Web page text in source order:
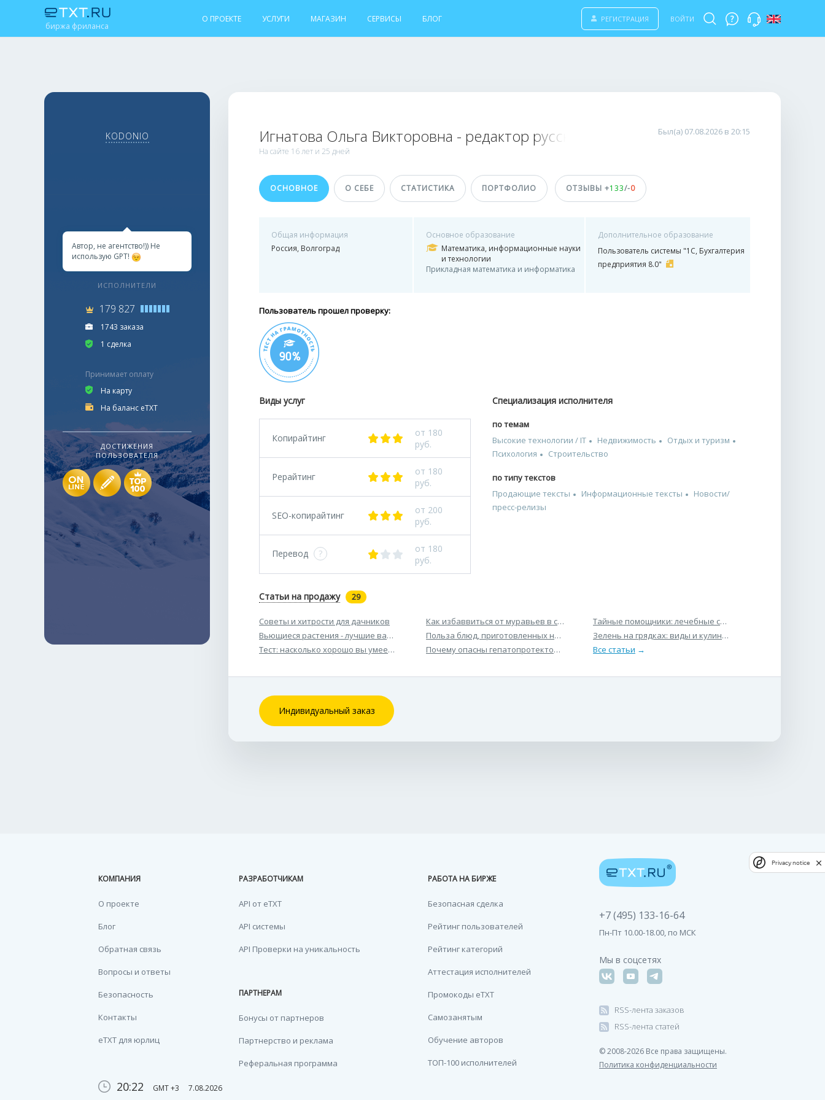
биржа фриланса
О ПРОЕКТЕ УСЛУГИ МАГАЗИН СЕРВИСЫ БЛОГ РЕГИСТРАЦИЯ ВОЙТИ
KODONIO
Автор, не агентство!)) Не
использую GPT!
ИСПОЛНИТЕЛИ
179 827
1743 заказа
1 сделка
Принимает оплату
На карту
На баланс eTXT
ДОСТИЖЕНИЯ
ПОЛЬЗОВАТЕЛЯ
Игнатова Ольга Викторовна - редактор русскоязычной версии туристического
На сайте 16 лет и 25 дней
Был(а) 07.08.2026 в 20:15
ОСНОВНОЕ О СЕБЕ СТАТИСТИКА ПОРТФОЛИО ОТЗЫВЫ +133/-0
Общая информация
Россия, Волгоград
Основное образование
Математика, информационные науки
и технологии
Прикладная математика и информатика
Дополнительное образование
Пользователь системы "1С, Бухгалтерия
предприятия 8.0"
Пользователь прошел проверку:
Виды услуг
Копирайтинг
от 180
руб.
Рерайтинг
от 180
руб.
SEO-копирайтинг
от 200
руб.
Перевод ?
от 180
руб.
Специализация исполнителя
по темам
Высокие технологии / IT
Недвижимость
Отдых и туризм
Психология
Строительство
по типу текстов
Продающие тексты
Информационные тексты
Новости/
пресс-релизы
Статьи на продажу 29
Советы и хитрости для дачников
Вьющиеся растения - лучшие варианты для украшения дачи и сада
Тест: насколько хорошо вы умеете выстраивать взаимоотношения с окружающими?
Как избаввиться от муравьев в саду
Польза блюд, приготовленных на пару
Почему опасны гепатопротекторы
Тайные помощники: лечебные свойства минералов
Зелень на грядках: виды и кулинарные особенности
Все статьи →
Индивидуальный заказ
КОМПАНИЯ
О проекте
Блог
Обратная связь
Вопросы и ответы
Безопасность
Контакты
eTXT для юрлиц
РАЗРАБОТЧИКАМ
API от eTXT
API системы
API Проверки на уникальность
ПАРТНЕРАМ
Бонусы от партнеров
Партнерство и реклама
Реферальная программа
РАБОТА НА БИРЖЕ
Безопасная сделка
Рейтинг пользователей
Рейтинг категорий
Аттестация исполнителей
Промокоды eTXT
Самозанятым
Обучение авторов
ТОП-100 исполнителей
+7 (495) 133-16-64
Пн-Пт 10.00-18.00, по МСК
Мы в соцсетях
RSS-лента заказов
RSS-лента статей
© 2008-2026 Все права защищены.
Политика конфиденциальности
20:22 GMT +3 7.08.2026
Privacy notice